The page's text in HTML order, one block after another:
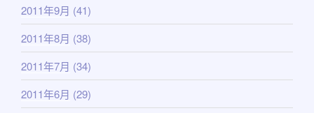
2011年9月 (41)
2011年8月 (38)
2011年7月 (34)
2011年6月 (29)